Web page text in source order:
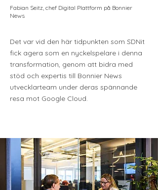
Det var vid den här tidpunkten som SDNit
fick agera som en nyckelspelare i denna
transformation, genom att bidra med
stöd och expertis till Bonnier News
utvecklarteam under deras spännande
resa mot Google Cloud.
Fabian Seitz, chef Digital Plattform på Bonnier
News